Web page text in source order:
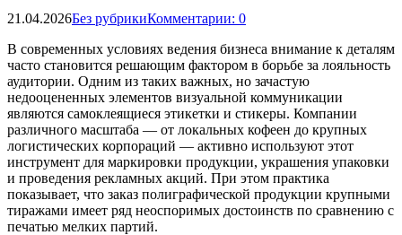
21.04.2026Без рубрикиКомментарии: 0
В современных условиях ведения бизнеса внимание к деталям
часто становится решающим фактором в борьбе за лояльность
аудитории. Одним из таких важных, но зачастую
недооцененных элементов визуальной коммуникации
являются самоклеящиеся этикетки и стикеры. Компании
различного масштаба — от локальных кофеен до крупных
логистических корпораций — активно используют этот
инструмент для маркировки продукции, украшения упаковки
и проведения рекламных акций. При этом практика
показывает, что заказ полиграфической продукции крупными
тиражами имеет ряд неоспоримых достоинств по сравнению с
печатью мелких партий.